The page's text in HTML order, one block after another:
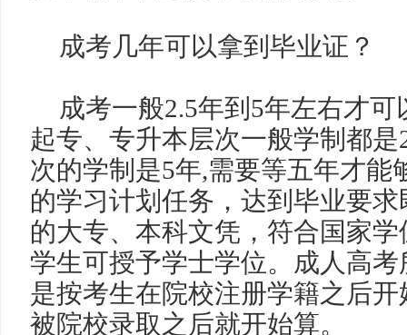
成考几年可以拿到毕业证？
成考一般2.5年到 5年左右才可
起专、专升本层次一般学制都是
次的学制是5年,需要等五年才能
的学习计划任务，达到毕业要
的大专、本科文凭，符合国家
学生可授予学士学位。成人高
是按考生在院校注册学籍之后
被院校录取之后就开始算。